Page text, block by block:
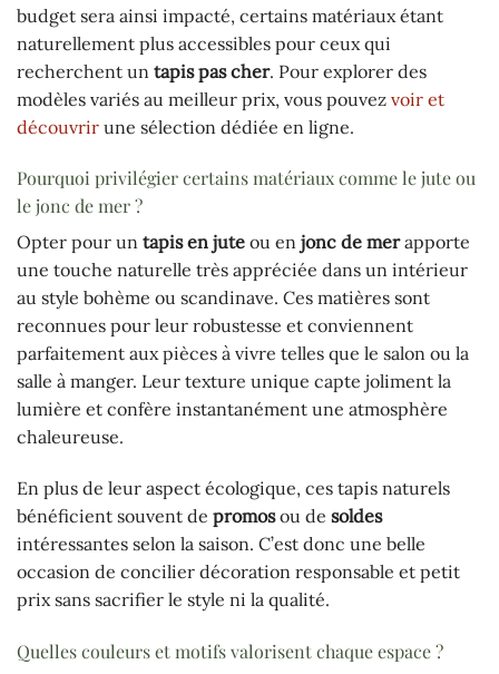
budget sera ainsi impacté, certains matériaux étant
naturellement plus accessibles pour ceux qui
recherchent un tapis pas cher. Pour explorer des
modèles variés au meilleur prix, vous pouvez voir et
découvrir une sélection dédiée en ligne.
Pourquoi privilégier certains matériaux comme le jute ou
le jonc de mer ?
Opter pour un tapis en jute ou en jonc de merapporte
une touche naturelle très appréciée dans un intérieur
au style bohème ou scandinave. Ces matières sont
reconnues pour leur robustesse et conviennent
parfaitement aux pièces à vivre telles que le salon ou la
salle à manger. Leur texture unique capte joliment la
lumière et confère instantanément une atmosphère
chaleureuse.
En plus de leur aspect écologique, ces tapis naturels
bénéficient souvent de promosou de soldes
intéressantes selon la saison. C’est donc une belle
occasion de concilier décoration responsable et petit
prix sans sacrifier le style ni la qualité.
Quelles couleurs et motifs valorisent chaque espace ?